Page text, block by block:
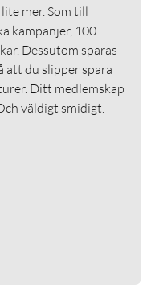
mer. Som till
kampanjer, 100
Dessutom sparas
att du slipper spara
Ditt medlemskap
väldigt smidigt.